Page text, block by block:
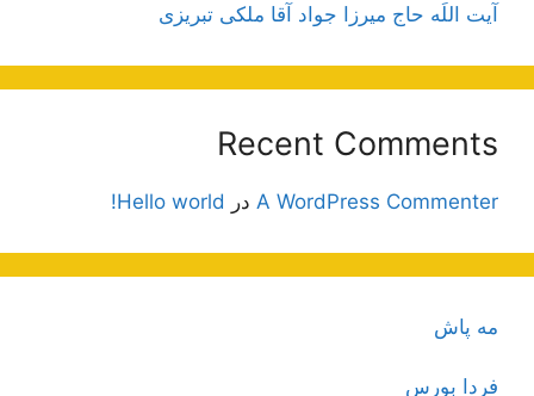
آیت اللَه حاج میرزا جواد آقا ملکی تبریزی
Recent Comments
A WordPress Commenter در Hello world!
مه پاش
فردا بورس